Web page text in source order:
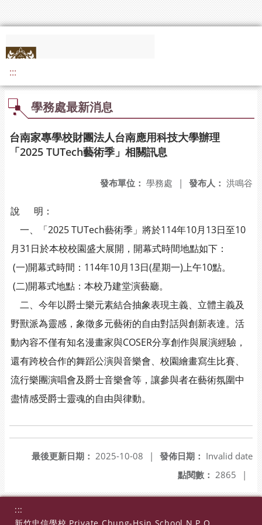
:::
學務處最新消息
台南家專學校財團法人台南應用科技大學辦理
「2025 TUTech藝術季」相關訊息
發布人： 洪鳴谷
發布單位： 學務處 |
說 明：
一、「2025 TUTech藝術季」將於114年10月13日至10
月31日於本校校園盛大展開，開幕式時間地點如下：
(一)開幕式時間：114年10月13日(星期一)上午10點。
(二)開幕式地點：本校乃建堂演藝廳。
二、今年以爵士樂元素結合抽象表現主義、立體主義及
野獸派為靈感，象徵多元藝術的自由對話與創新表達。活
動內容不僅有知名漫畫家與COSER分享創作與展演經驗，
還有跨校合作的舞蹈公演與音樂會、校園繪畫寫生比賽、
流行樂團演唱會及爵士音樂會等，讓參與者在藝術氛圍中
盡情感受爵士靈魂的自由與律動。
發佈日期： Invalid date
最後更新日期： 2025-10-08
|
點閱數： 2865 |
:::